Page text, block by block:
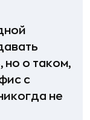
но о таком,
с
не